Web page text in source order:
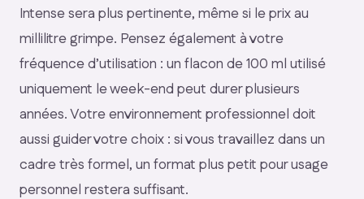
Intense sera plus pertinente, même si le prix au
millilitre grimpe. Pensez également à votre
fréquence d’utilisation : un flacon de 100 ml utilisé
uniquement le week-end peut durer plusieurs
années. Votre environnement professionnel doit
aussi guider votre choix : si vous travaillez dans un
cadre très formel, un format plus petit pour usage
personnel restera suffisant.